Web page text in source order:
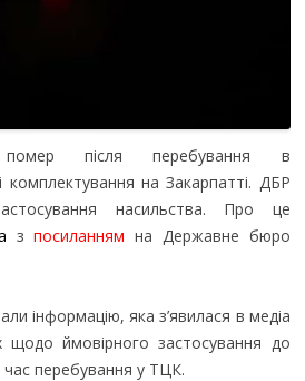
помер після перебування в
комплектування на Закарпатті. ДБР
насильства.
Про це
зпосиланням на Державне бюро
інформацію, яка з’явилася в медіа
щодо ймовірного застосування до
час перебування у ТЦК.